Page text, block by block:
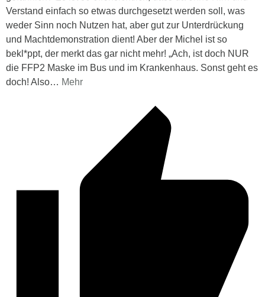
Verstand einfach so etwas durchgesetzt werden soll, was
weder Sinn noch Nutzen hat, aber gut zur Unterdrückung
und Machtdemonstration dient! Aber der Michel ist so
bekl*ppt, der merkt das gar nicht mehr! „Ach, ist doch NUR
die FFP2 Maske im Bus und im Krankenhaus. Sonst geht es
doch! Also… Mehr